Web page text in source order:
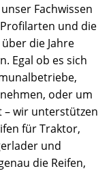
Fachwissen
und die
die Jahre
Egal ob es sich
oder um
– wir unterstützen
für Traktor,
und
die Reifen,